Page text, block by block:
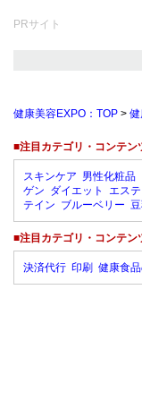
PRサイト
健康美容EXPO：TOP >
■注目カテゴリ・コンテン
スキンケア 男性化粧品
ゲン ダイエット エス
テイン ブルーベリー
■注目カテゴリ・コンテン
決済代行 印刷 健康食